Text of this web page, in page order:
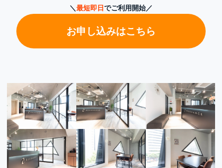
＼最短即日でご利用開始／
お申し込みはこちら